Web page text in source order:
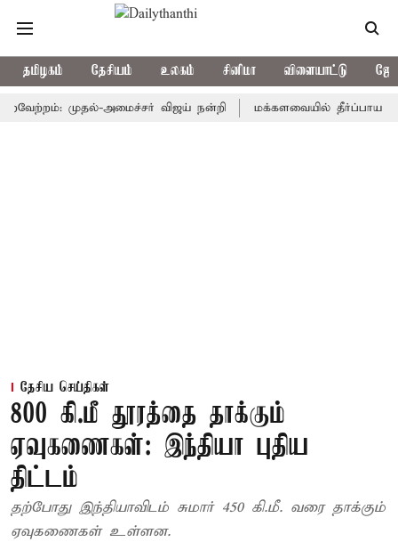
தமிழகம் தேசியம் உலகம் சினிமா விளையாட்டு
முதல்-அமைச்சர் விஜய் நன்றி மக்களவையில் தீர்ப்பாய
தேசிய செய்திகள்
800 கி.மீ தூரத்தை தாக்கும்
ஏவுகணைகள்: இந்தியா புதிய
திட்டம்
தற்போது இந்தியாவிடம் சுமார் 450 கி.மீ. வரை தாக்கும்
ஏவுகணைகள் உள்ளன.